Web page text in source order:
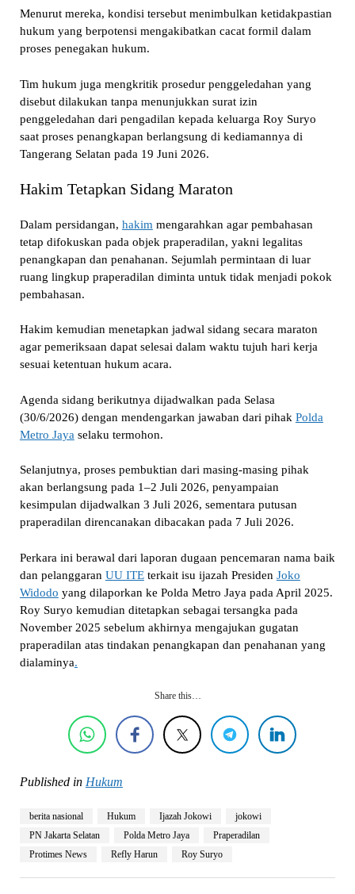
Menurut mereka, kondisi tersebut menimbulkan ketidakpastian
hukum yang berpotensi mengakibatkan cacat formil dalam
proses penegakan hukum.
Tim hukum juga mengkritik prosedur penggeledahan yang
disebut dilakukan tanpa menunjukkan surat izin
penggeledahan dari pengadilan kepada keluarga Roy Suryo
saat proses penangkapan berlangsung di kediamannya di
Tangerang Selatan pada 19 Juni 2026.
Hakim Tetapkan Sidang Maraton
Dalam persidangan, hakim mengarahkan agar pembahasan
tetap difokuskan pada objek praperadilan, yakni legalitas
penangkapan dan penahanan. Sejumlah permintaan di luar
ruang lingkup praperadilan diminta untuk tidak menjadi pokok
pembahasan.
Hakim kemudian menetapkan jadwal sidang secara maraton
agar pemeriksaan dapat selesai dalam waktu tujuh hari kerja
sesuai ketentuan hukum acara.
Agenda sidang berikutnya dijadwalkan pada Selasa
(30/6/2026) dengan mendengarkan jawaban dari pihak Polda
Metro Jaya selaku termohon.
Selanjutnya, proses pembuktian dari masing-masing pihak
akan berlangsung pada 1–2 Juli 2026, penyampaian
kesimpulan dijadwalkan 3 Juli 2026, sementara putusan
praperadilan direncanakan dibacakan pada 7 Juli 2026.
Perkara ini berawal dari laporan dugaan pencemaran nama baik
dan pelanggaran UU ITEterkait isu ijazah Presiden Joko
Widodo yang dilaporkan ke Polda Metro Jaya pada April 2025.
Roy Suryo kemudian ditetapkan sebagai tersangka pada
November 2025 sebelum akhirnya mengajukan gugatan
praperadilan atas tindakan penangkapan dan penahanan yang
dialaminya.
Share this…
Published in Hukum
berita nasional Hukum Ijazah Jokowi
jokowi
PN Jakarta Selatan
Polda Metro Jaya
Praperadilan
Protimes News
Refly Harun Roy Suryo